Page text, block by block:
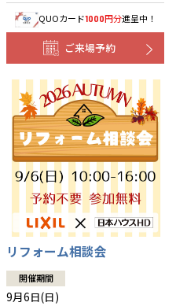
QUOカード1000円分進呈中！
ご来場予約
リフォーム相談会
開催期間
9月6日(日)